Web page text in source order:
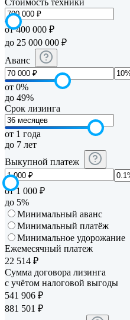
от 400 000 ₽
до 25 000 000 ₽
Аванс
от 0%
до 49%
Срок лизинга
от 1 года
до 7 лет
Выкупной платеж
от 1 000 ₽
до 5%
Минимальный аванс
Минимальный платёж
Минимальное удорожание
Ежемесячный платеж
22 514 ₽
Сумма договора лизинга
с учётом налоговой выгоды
541 906 ₽
881 501 ₽